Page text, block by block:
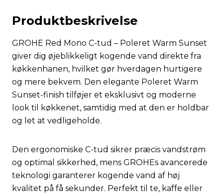
Produktbeskrivelse
GROHE Red Mono C-tud – Poleret Warm Sunset
giver dig øjeblikkeligt kogende vand direkte fra
køkkenhanen, hvilket gør hverdagen hurtigere
og mere bekvem. Den elegante Poleret Warm
Sunset-finish tilføjer et eksklusivt og moderne
look til køkkenet, samtidig med at den er holdbar
og let at vedligeholde.
Den ergonomiske C-tud sikrer præcis vandstrøm
og optimal sikkerhed, mens GROHEs avancerede
teknologi garanterer kogende vand af høj
kvalitet på få sekunder. Perfekt til te, kaffe eller